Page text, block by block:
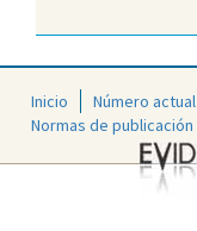
Inicio Número actual
Normas de publicación